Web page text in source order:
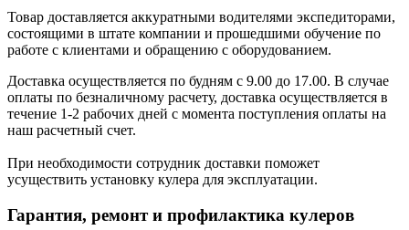
Товар доставляется аккуратными водителями экспедиторами,
состоящими в штате компании и прошедшими обучение по
работе с клиентами и обращению с оборудованием.
Доставка осуществляется по будням с 9.00 до 17.00. В случае
оплаты по безналичному расчету, доставка осуществляется в
течение 1-2 рабочих дней с момента поступления оплаты на
наш расчетный счет.
При необходимости сотрудник доставки поможет
усуществить установку кулера для эксплуатации.
Гарантия, ремонт и профилактика кулеров